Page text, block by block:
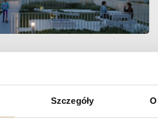
Szczegóły